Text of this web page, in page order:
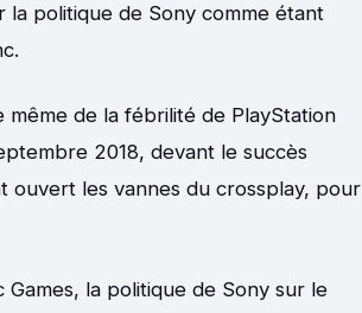
la politique de Sony comme étant
de la fébrilité de PlayStation
2018, devant le succès
ouvert les vannes du crossplay, pour
la politique de Sony sur le